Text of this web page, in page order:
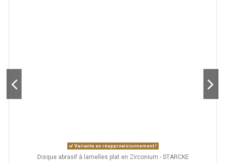
Variante en réapprovisionnement !
Disque abrasif à lamelles plat en Zirconium - STARCKE